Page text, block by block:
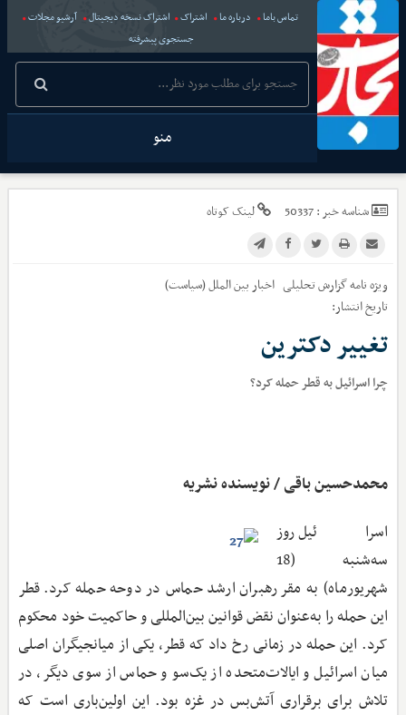
تماس باما درباره ما اشتراک اشتراک نسخه دیجیتال
آرشیو مجلات
جستجوی پیشرفته
منو
شناسه خبر :50337 لینک کوتاه
ویژه نامه گزارش تحلیلی اخباربین الملل (سیاست)
تاریخ انتشار:
تغییر دکترین
چرا اسرائیل به قطر حمله کرد؟
محمدحسین باقی / نویسنده نشریه
اسرائیل روز
سه‌شنبه (18
شهریورماه) به مقر رهبران ارشد حماس در دوحه حمله کرد. قطر
این حمله را به‌عنوان نقض قوانین بین‌المللی و حاکمیت خود محکوم
کرد. این حمله در زمانی رخ داد که قطر، یکی از میانجیگران اصلی
میان اسرائیل و ایالات‌متحده از یک‌سو و حماس از سوی دیگر، در
تلاش برای برقراری آتش‌بس در غزه بود. این اولین‌باری است که